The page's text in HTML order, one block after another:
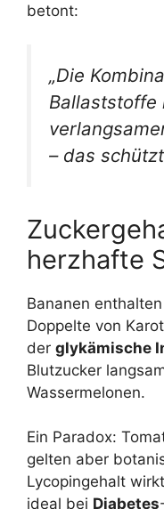
betont:
„Die
Ballaststoffe
– das
herzhafte
Bananen
Doppelte von
der glykämische
Blutzucker
Wassermelonen.
Ein Paradox:
gelten aber
Lycopingehalt
ideal bei Diabetes